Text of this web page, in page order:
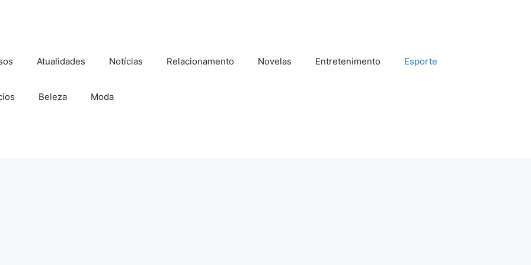
Atualidades Notícias Relacionamento Novelas Entretenimento Esporte
Beleza Moda